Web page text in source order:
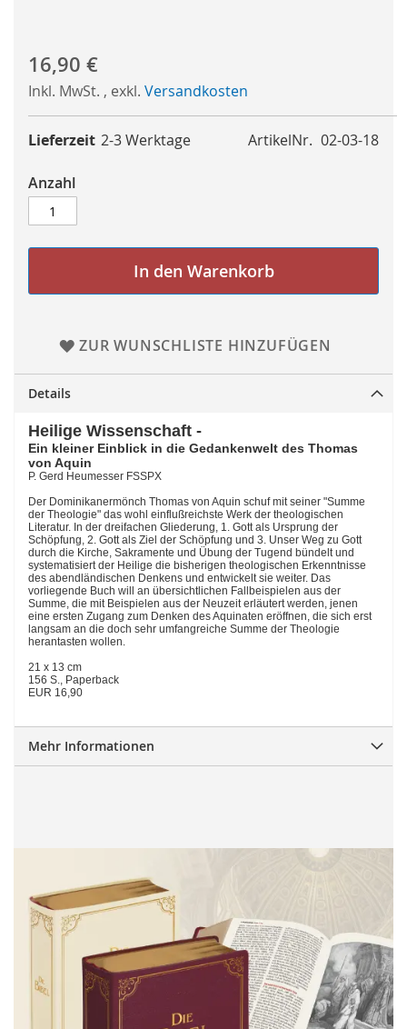
16,90 €
Inkl. MwSt. , exkl. Versandkosten
ArtikelNr. 02-03-18
Lieferzeit 2-3 Werktage
Anzahl
In den Warenkorb
ZUR WUNSCHLISTE HINZUFÜGEN
Details
Heilige Wissenschaft -
Ein kleiner Einblick in die Gedankenwelt des Thomas
von Aquin
P. Gerd Heumesser FSSPX
Der Dominikanermönch Thomas von Aquin schuf mit seiner "Summe
der Theologie" das wohl einflußreichste Werk der theologischen
Literatur. In der dreifachen Gliederung, 1. Gott als Ursprung der
Schöpfung, 2. Gott als Ziel der Schöpfung und 3. Unser Weg zu Gott
durch die Kirche, Sakramente und Übung der Tugend bündelt und
systematisiert der Heilige die bisherigen theologischen Erkenntnisse
des abendländischen Denkens und entwickelt sie weiter. Das
vorliegende Buch will an übersichtlichen Fallbeispielen aus der
Summe, die mit Beispielen aus der Neuzeit erläutert werden, jenen
eine ersten Zugang zum Denken des Aquinaten eröffnen, die sich erst
langsam an die doch sehr umfangreiche Summe der Theologie
herantasten wollen.
21 x 13 cm
156 S., Paperback
EUR 16,90
Mehr Informationen